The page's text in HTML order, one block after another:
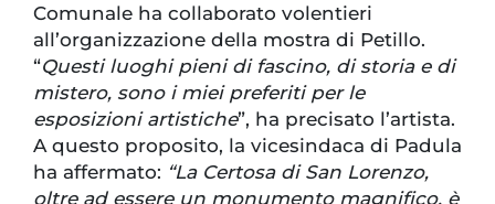
Comunale ha collaborato volentieri
all’organizzazione della mostra di Petillo.
“Questi luoghi pieni di fascino, di storia e di
mistero, sono i miei preferiti per le
esposizioni artistiche”, ha precisato l’artista.
A questo proposito, la vicesindaca di Padula
ha affermato: “La Certosa di San Lorenzo,
oltre ad essere un monumento magnifico, è